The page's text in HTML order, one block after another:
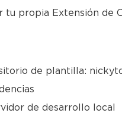
tu propia Extensión de
de plantilla:
de desarrollo local